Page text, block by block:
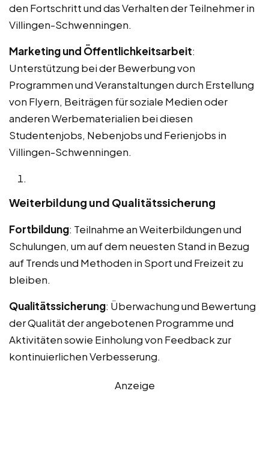
den Fortschritt und das Verhalten der Teilnehmer in
Villingen-Schwenningen.
Marketing und Öffentlichkeitsarbeit:
Unterstützung bei der Bewerbung von
Programmen und Veranstaltungen durch Erstellung
von Flyern, Beiträgen für soziale Medien oder
anderen Werbematerialien bei diesen
Studentenjobs, Nebenjobs und Ferienjobs in
Villingen-Schwenningen.
Weiterbildung und Qualitätssicherung
Fortbildung: Teilnahme an Weiterbildungen und
Schulungen, um auf dem neuesten Stand in Bezug
auf Trends und Methoden in Sport und Freizeit zu
bleiben.
Qualitätssicherung: Überwachung und Bewertung
der Qualität der angebotenen Programme und
Aktivitäten sowie Einholung von Feedback zur
kontinuierlichen Verbesserung.
Anzeige